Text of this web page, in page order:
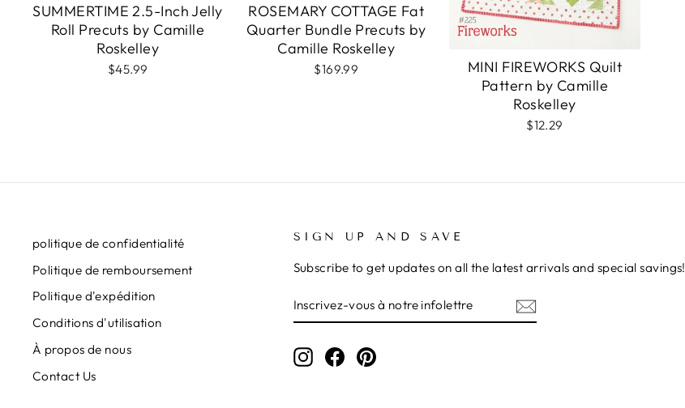
SUMMERTIME 2.5-Inch Jelly
Roll Precuts by Camille
Roskelley
$45.99
ROSEMARY COTTAGE Fat
Quarter Bundle Precuts by
Camille Roskelley
$169.99
MINI FIREWORKS Quilt
Pattern by Camille
Roskelley
$12.29
politique de confidentialité
Politique de remboursement
Politique d'expédition
Conditions d'utilisation
À propos de nous
Contact Us
SIGN UP AND SAVE
Subscribe to get updates on all the latest arrivals and special savings!
VOUS
À
INFOLETTRE
Instagram
FacebookPinterest